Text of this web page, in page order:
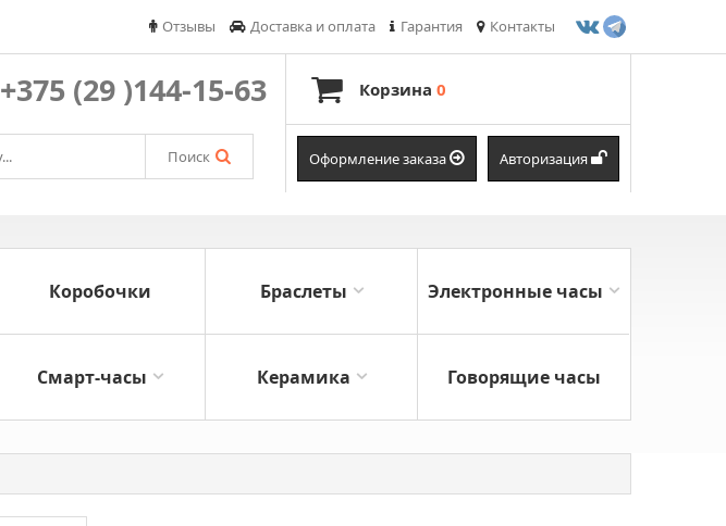
Отзывы Доставка и оплата Гарантия Контакты
Корзина 0
Оформление заказа Авторизация
+375 (29 )144-15-63
Поиск
Коробочки Браслеты Электронные часы
Смарт-часы Керамика Говорящие часы